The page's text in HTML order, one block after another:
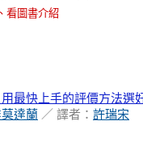
看圖書介紹
最快上手的評價方法選
達蘭 ／ 譯者： 許瑞宋